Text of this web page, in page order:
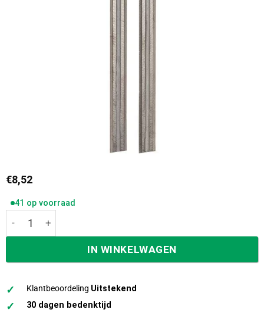
€8,52
41 op voorraad
Ivana wissel schaafmesjes per paar 82,0x5,5x1,1 mm
IN WINKELWAGEN
✓ Klantbeoordeling Uitstekend
✓ 30 dagen bedenktijd